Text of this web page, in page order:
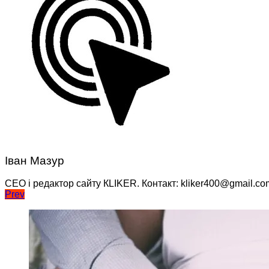
Іван Мазур
CEO і редактор сайту КLIKER. Контакт:
Навігація
записів
Prev